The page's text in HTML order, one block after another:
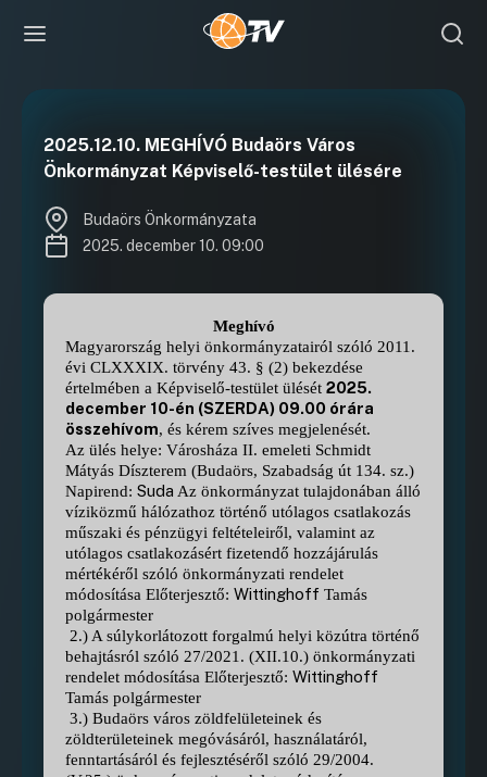
2025.12.10. MEGHÍVÓ Budaörs Város
Önkormányzat Képviselő-testület ülésére
Budaörs Önkormányzata
2025. december 10. 09:00
Meghívó
Magyarország helyi önkormányzatairól szóló 2011.
évi CLXXXIX. törvény 43. § (2) bekezdése
értelmében a Képviselő-testület ülését 2025.
december 10-én (SZERDA) 09.00 órára
összehívom, és kérem szíves megjelenését.
Az ülés helye: Városháza II. emeleti Schmidt
Mátyás Díszterem (Budaörs, Szabadság út 134. sz.)
Napirend: Suda Az önkormányzat tulajdonában álló
víziközmű hálózathoz történő utólagos csatlakozás
műszaki és pénzügyi feltételeiről, valamint az
utólagos csatlakozásért fizetendő hozzájárulás
mértékéről szóló önkormányzati rendelet
módosítása Előterjesztő: Wittinghoff Tamás
polgármester
2.) A súlykorlátozott forgalmú helyi közútra történő
behajtásról szóló 27/2021. (XII.10.) önkormányzati
rendelet módosítása Előterjesztő: Wittinghoff
Tamás polgármester
3.) Budaörs város zöldfelületeinek és
zöldterületeinek megóvásáról, használatáról,
fenntartásáról és fejlesztéséről szóló 29/2004.